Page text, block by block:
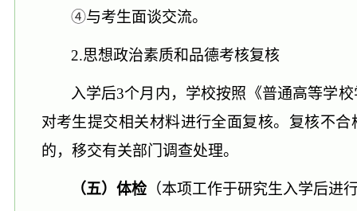
④与考生面谈交流。
2.思想政治素质和品德考核复核
入学后3个月内，学校按照《普通高等学
对考生提交相关材料进行全面复核。 复核不合
的，移交有关部门调查处理。
（五）体检（本项工作于研究生入学后进